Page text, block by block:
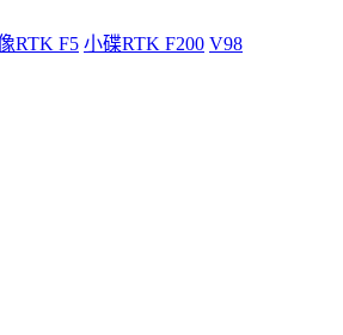
RTK F5 小碟RTK F200 V98